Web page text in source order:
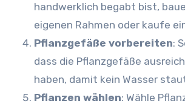
handwerklich begabt bist,
eigenen Rahmen oder kaufe
Pflanzgefäße vorbereiten:
dass die Pflanzgefäße
haben, damit kein Wasser
Pflanzen wählen: Wähle